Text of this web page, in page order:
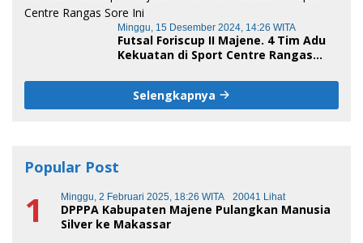
Minggu, 15 Desember 2024, 14:26 WITA
Futsal Foriscup II Majene. 4 Tim Adu
Kekuatan di Sport Centre Rangas
Selengkapnya
Popular Post
1 Minggu, 2 Februari 2025, 18:26 WITA 20041 Lihat
DPPPA Kabupaten Majene Pulangkan Manusia
Silver ke Makassar